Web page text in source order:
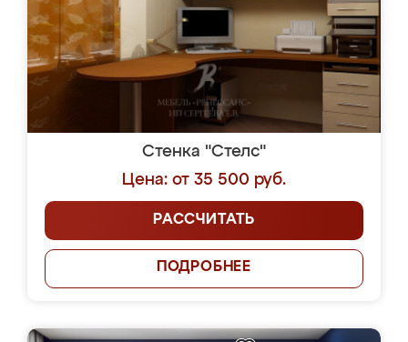
Стенка "Стелс"
Цена: от 35 500 руб.
РАССЧИТАТЬ
ПОДРОБНЕЕ